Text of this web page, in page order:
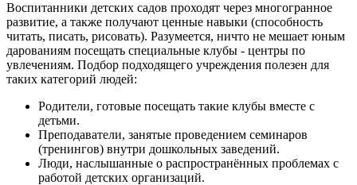
Воспитанники детских садов проходят через многогранное
развитие, а также получают ценные навыки (способность
читать, писать, рисовать). Разумеется, ничто не мешает юным
дарованиям посещать специальные клубы - центры по
увлечениям. Подбор подходящего учреждения полезен для
таких категорий людей:
Родители, готовые посещать такие клубы вместе с
детьми.
Преподаватели, занятые проведением семинаров
(тренингов) внутри дошкольных заведений.
Люди, наслышанные о распространённых проблемах с
работой детских организаций.